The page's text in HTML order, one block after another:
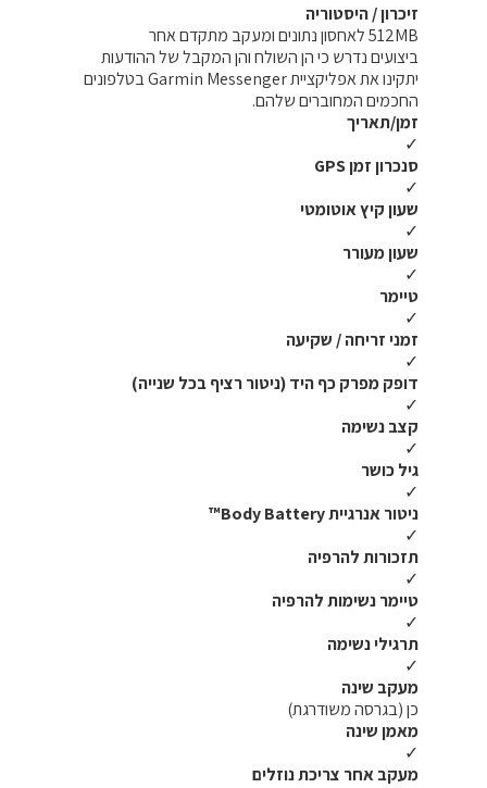
זיכרון / היסטוריה
512MB לאחסון נתונים ומעקב מתקדם אחר
ביצועים נדרש כי הן השולח והן המקבל של ההודעות
יתקינו את אפליקציית Garmin Messenger בטלפונים
החכמים המחוברים שלהם.
זמן/תאריך
✓
סנכרון זמן GPS
✓
שעון קיץ אוטומטי
✓
שעון מעורר
✓
טיימר
✓
זמני זריחה / שקיעה
✓
דופק מפרק כף היד (ניטור רציף בכל שנייה)
✓
קצב נשימה
✓
גיל כושר
✓
ניטור אנרגיית Body Battery™
✓
תזכורות להרפיה
✓
טיימר נשימות להרפיה
✓
תרגילי נשימה
✓
מעקב שינה
כן (בגרסה משודרגת)
מאמן שינה
✓
מעקב אחר צריכת נוזלים